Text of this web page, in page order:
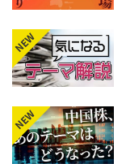
NEW
NEW